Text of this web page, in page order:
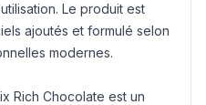
Le produit est
ajoutés et formulé selon
modernes.
Rich Chocolate est un